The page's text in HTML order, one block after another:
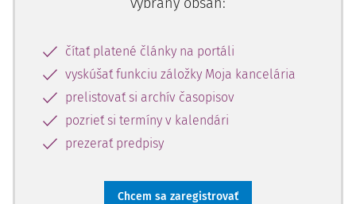
čítať platené články na portáli
vyskúšať funkciu záložky Moja kancelária
prelistovať si archív časopisov
pozrieť si termíny v kalendári
prezerať predpisy
Chcem sa zaregistrovať